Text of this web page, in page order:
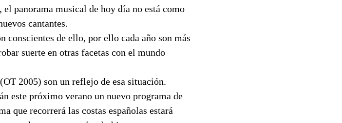
panorama musical de hoy día no está como
cantantes.
conscientes de ello, por ello cada año son más
suerte en otras facetas con el mundo
2005) son un reflejo de esa situación.
este próximo verano un nuevo programa de
que recorrerá las costas españolas estará